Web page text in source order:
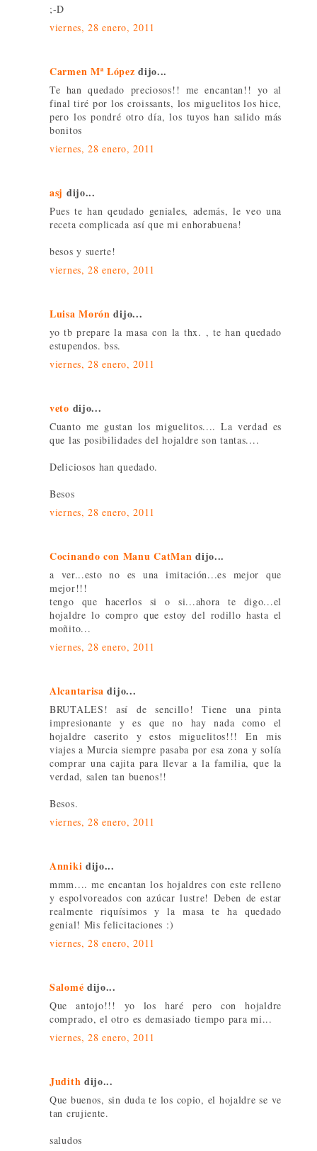
;-D
viernes, 28 enero, 2011
Carmen Mª López dijo...
Te han quedado preciosos!! me encantan!! yo al
final tiré por los croissants, los miguelitos los hice,
pero los pondré otro día, los tuyos han salido más
bonitos
viernes, 28 enero, 2011
asj dijo...
Pues te han qeudado geniales, además, le veo una
receta complicada así que mi enhorabuena!
besos y suerte!
viernes, 28 enero, 2011
Luisa Morón dijo...
yo tb prepare la masa con la thx. , te han quedado
estupendos. bss.
viernes, 28 enero, 2011
veto dijo...
Cuanto me gustan los miguelitos.... La verdad es
que las posibilidades del hojaldre son tantas....
Deliciosos han quedado.
Besos
viernes, 28 enero, 2011
Cocinando con Manu CatMan dijo...
a ver...esto no es una imitación...es mejor que
mejor!!!
tengo que hacerlos si o si...ahora te digo...el
hojaldre lo compro que estoy del rodillo hasta el
moñito...
viernes, 28 enero, 2011
Alcantarisa dijo...
BRUTALES! así de sencillo! Tiene una pinta
impresionante y es que no hay nada como el
hojaldre caserito y estos miguelitos!!! En mis
viajes a Murcia siempre pasaba por esa zona y solía
comprar una cajita para llevar a la familia, que la
verdad, salen tan buenos!!
Besos.
viernes, 28 enero, 2011
Anniki dijo...
mmm.... me encantan los hojaldres con este relleno
y espolvoreados con azúcar lustre! Deben de estar
realmente riquísimos y la masa te ha quedado
genial! Mis felicitaciones :)
viernes, 28 enero, 2011
Salomé dijo...
Que antojo!!! yo los haré pero con hojaldre
comprado, el otro es demasiado tiempo para mi...
viernes, 28 enero, 2011
Judith dijo...
Que buenos, sin duda te los copio, el hojaldre se ve
tan crujiente.
saludos